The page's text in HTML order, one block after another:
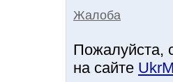
Жалоба
Пожалуйста,
на сайте